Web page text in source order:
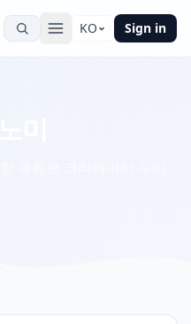
KO Sign in